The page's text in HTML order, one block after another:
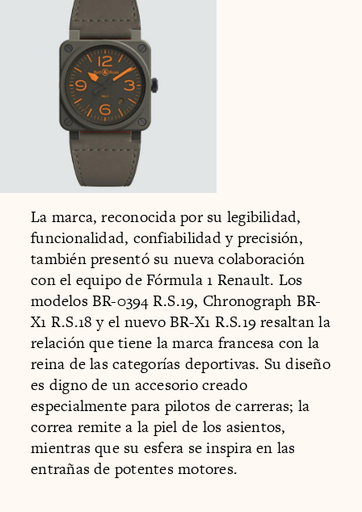
La marca, reconocida por su legibilidad,
funcionalidad, confiabilidad y precisión,
también presentó su nueva colaboración
con el equipo de Fórmula 1 Renault. Los
modelos BR-0394 R.S.19, Chronograph BR-
X1 R.S.18 y el nuevo BR-X1 R.S.19 resaltan la
relación que tiene la marca francesa con la
reina de las categorías deportivas. Su diseño
es digno de un accesorio creado
especialmente para pilotos de carreras; la
correa remite a la piel de los asientos,
mientras que su esfera se inspira en las
entrañas de potentes motores.